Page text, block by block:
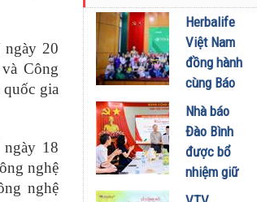
ngày 20
Công
gia
18
nghệ
nghệ
nghiệp có
nhiều khả
quan.
11/05/2024
Herbalife
Việt Nam
đồng hành
cùng Báo
Sức khỏe
và Đời
sống tổ
chức Cuộc
thi “Tôi
Nhà báo
Đào Bình
được bổ
nhiệm giữ
chức Tổng